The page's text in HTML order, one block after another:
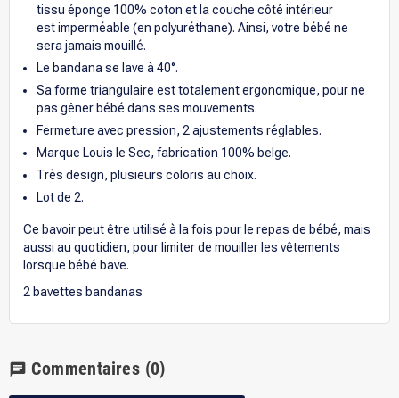
tissu éponge 100% coton et la couche côté intérieur
est imperméable (en polyuréthane). Ainsi, votre bébé ne
sera jamais mouillé.
Le bandana se lave à 40°.
Sa forme triangulaire est totalement ergonomique, pour ne
pas gêner bébé dans ses mouvements.
Fermeture avec pression, 2 ajustements réglables.
Marque Louis le Sec, fabrication 100% belge.
Très design, plusieurs coloris au choix.
Lot de 2.
Ce bavoir peut être utilisé à la fois pour le repas de bébé, mais
aussi au quotidien, pour limiter de mouiller les vêtements
lorsque bébé bave.
2 bavettes bandanas
chat Commentaires (0)